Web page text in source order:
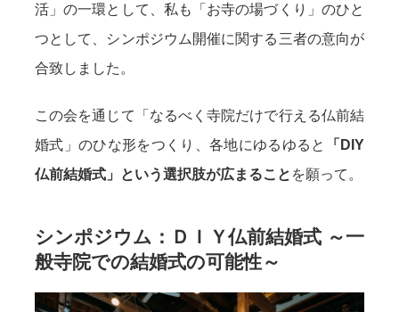
活」の一環として、私も「お寺の場づくり」のひと
つとして、シンポジウム開催に関する三者の意向が
合致しました。
この会を通じて「なるべく寺院だけで行える仏前結
婚式」のひな形をつくり、各地にゆるゆると
「DIY
仏前結婚式」という選択肢が広まること を願って。
シンポジウム：ＤＩＹ仏前結婚式 ～一
般寺院での結婚式の可能性～